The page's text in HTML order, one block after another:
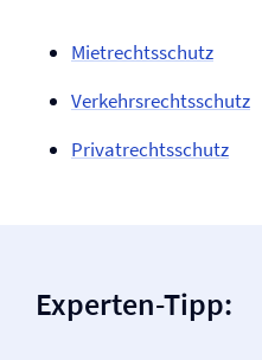
Miet­rechtsschutz
Verkehrs­rechtsschutz
Privat­rechtsschutz
Experten-Tipp: